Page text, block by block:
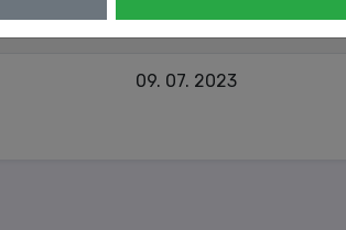
Datum
09. 07. 2023